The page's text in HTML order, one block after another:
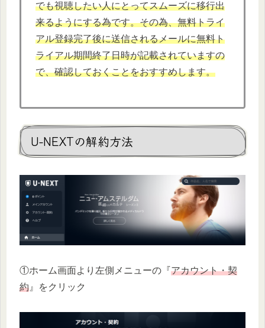
でも視聴したい人にとってスムーズに移行出
来るようにする為です。その為、無料トライ
アル登録完了後に送信されるメールに無料ト
ライアル期間終了日時が記載されていますの
で、確認しておくことをおすすめします。
U-NEXTの解約方法
①ホーム画面より左側メニューの『アカウント・契
約 』をクリック